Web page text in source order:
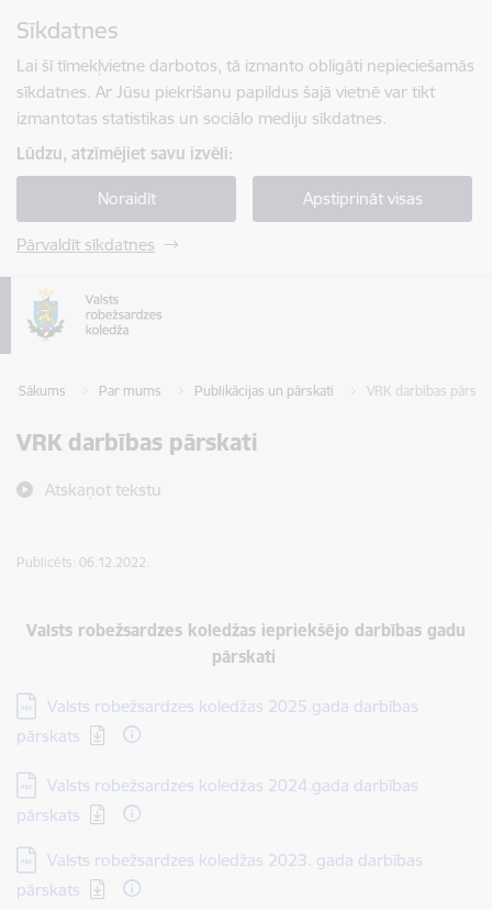
Sīkdatnes
Lai šī tīmekļvietne darbotos, tā izmanto obligāti nepieciešamās
sīkdatnes. Ar Jūsu piekrišanu papildus šajā vietnē var tikt
izmantotas statistikas un sociālo mediju sīkdatnes.
Lūdzu, atzīmējiet savu izvēli:
Noraidīt Apstiprināt visas
Pārvaldīt sīkdatnes
Sākums Par mums Publikācijas un pārskati VRK darbības
VRK darbības pārskati
Atskaņot tekstu
Publicēts: 06.12.2022.
Valsts robežsardzes koledžas iepriekšējo darbības gadu
pārskati
Lejupielādēt:
Valsts robežsardzes koledžas 2025.gada darbības
pārskats
Lejupielādēt:
Valsts robežsardzes koledžas 2024.gada darbības
pārskats
Lejupielādēt:
Valsts robežsardzes koledžas 2023. gada darbības
pārskats